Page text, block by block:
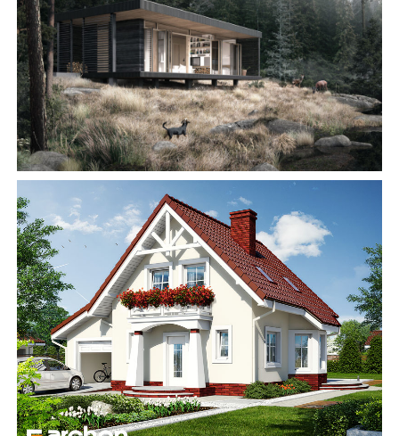
БУДІВНИЦТВО БУДИНКІВ
З
АББ”ТВІЙ ПРОЕКТ”
Замовити будівництво